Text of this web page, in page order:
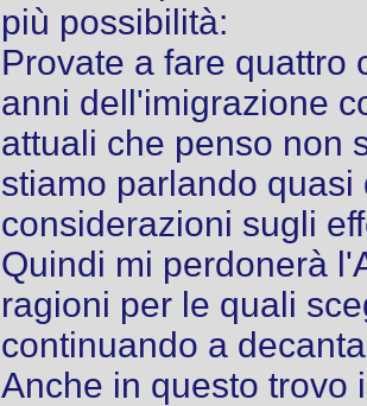
più possibilità:
Provate a fare quattro
anni dell'imigrazione
attuali che penso non
stiamo parlando
considerazioni sugli
Quindi mi perdonerà
ragioni per le quali
continuando a
Anche in questo trovo